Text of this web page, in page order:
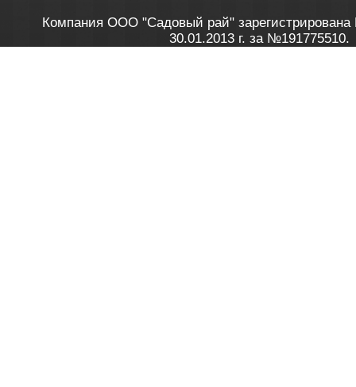
Компания ООО "Садовый рай" зарегистрирована
30.01.2013 г. за №191775510.